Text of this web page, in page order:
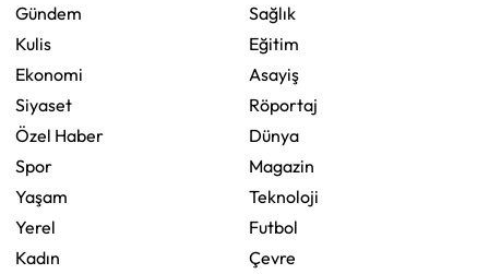
Gündem
Kulis
Ekonomi
Siyaset
Özel Haber
Spor
Yaşam
Yerel
Kadın
Sağlık
Eğitim
Asayiş
Röportaj
Dünya
Magazin
Teknoloji
Futbol
Çevre